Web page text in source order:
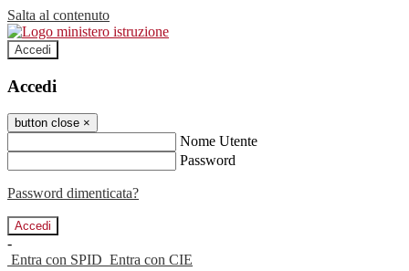
Salta al contenuto
Accedi
Accedi
button close ×
Nome Utente
Password
Password dimenticata?
-
Entra con SPID Entra con CIE